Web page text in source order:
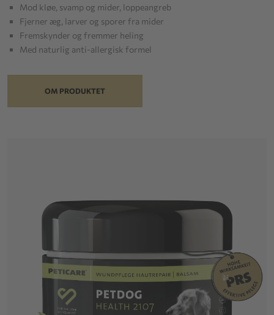
Mod kløe, svamp og mider, loppeangreb
Fjerner æg, larver og sporer fra mider
Fremskynder og fremmer heling
Med naturlig anti-allergisk formel
OM PRODUKTET